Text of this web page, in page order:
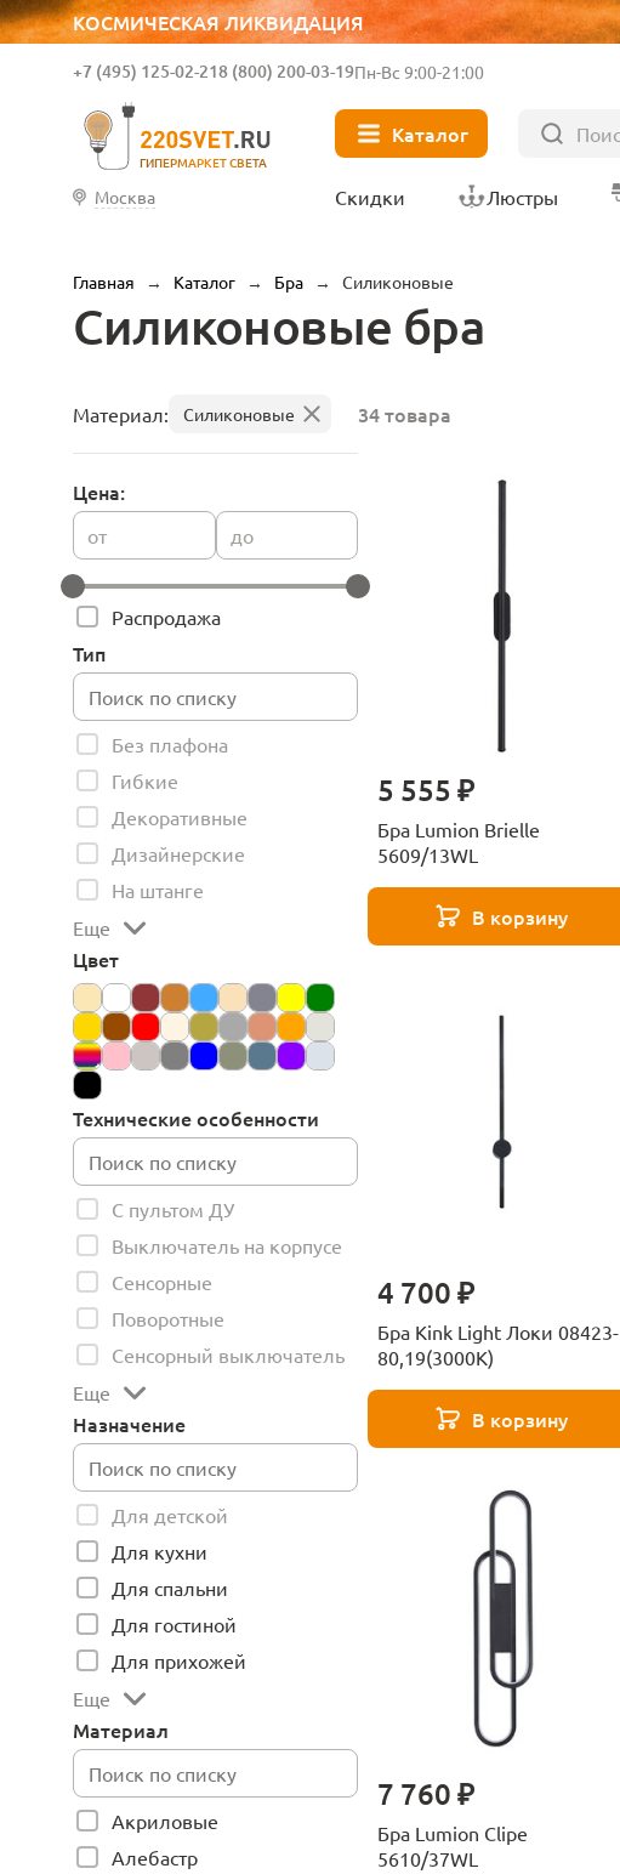
КОСМИЧЕСКАЯ ЛИКВИДАЦИЯ
ГИПЕРМАРКЕТ СВЕТА
+7 (495) 125-02-218 (800) 200-03-19Пн-Вс 9:00-21:00
Каталог
Москва Скидки Люстры
Главная → Каталог → Бра → Силиконовые
Силиконовые бра
Материал: Силиконовые
Цена:
от до
Распродажа
Тип
Без плафона
Гибкие
Декоративные
Дизайнерские
На штанге
Еще
Цвет
Технические особенности
С пультом ДУ
Выключатель на корпусе
Сенсорные
Поворотные
Сенсорный выключатель
Еще
Назначение
Для детской
Для кухни
Для спальни
Для гостиной
Для прихожей
Еще
Материал
Акриловые
Алебастр
34 товара
5 555 ₽
Бра Lumion Brielle
5609/13WL
В корзину
4 700 ₽
Бра Kink Light Локи 08423-
80,19(3000K)
В корзину
7 760 ₽
Бра Lumion Clipe
5610/37WL